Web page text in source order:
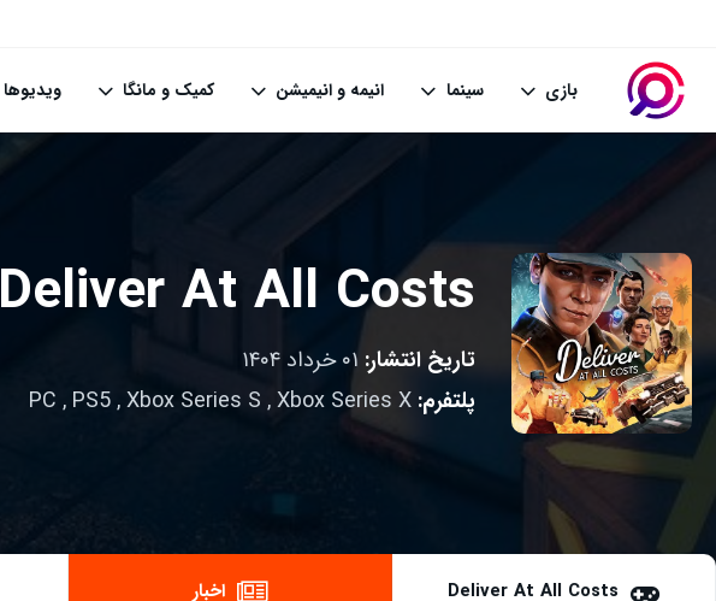
بازی سینما انیمه و انیمیشن کمیک و مانگا ویدیوها
Deliver At All Costs
تاریخ انتشار: ۰۱ خرداد ۱۴۰۴
پلتفرم:
PC , PS5,Xbox Series S ,Xbox Series X
Deliver At All Costs اخبار